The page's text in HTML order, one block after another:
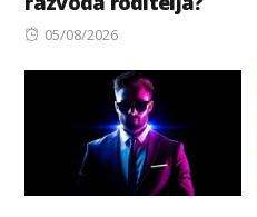
Posted
05/08/2026